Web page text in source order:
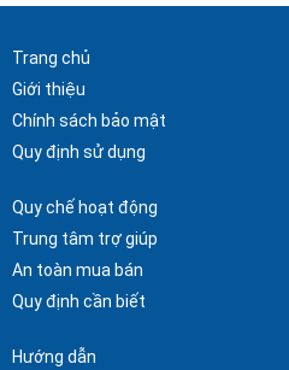
Trang chủ
Giới thiệu
Chính sách bảo mật
Quy định sử dụng
Quy chế hoạt động
Trung tâm trợ giúp
An toàn mua bán
Quy định cần biết
Hướng dẫn